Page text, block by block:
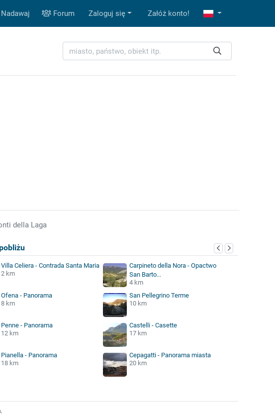
Forum Zaloguj się Załóż konto!
della Laga
Villa Celiera - Contrada Santa Maria
2 km
Carpineto della Nora - Opactwo
San Barto...
4 km
Ofena - Panorama
8 km
San Pellegrino Terme
10 km
Penne - Panorama
12 km
Castelli - Casette
17 km
Pianella - Panorama
18 km
Cepagatti - Panorama miasta
20 km